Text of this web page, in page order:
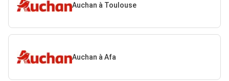
Auchan à Toulouse
Auchan à Afa